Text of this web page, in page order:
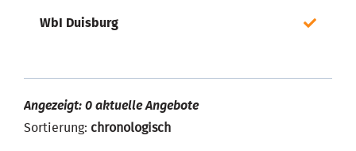
WbI Duisburg
Angezeigt: 0 aktuelle Angebote
Sortierung: chronologisch